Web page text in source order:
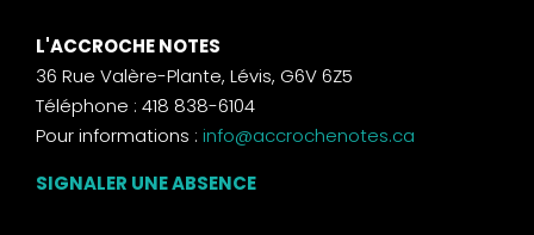
L'ACCROCHE NOTES
36 Rue Valère-Plante, Lévis, G6V 6Z5
Téléphone : 418 838-6104
Pour informations : info@accrochenotes.ca
SIGNALER UNE ABSENCE